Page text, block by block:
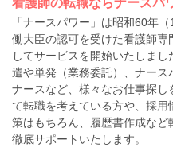
看護師の転職ならナースパ
「ナースパワー」は昭和60年
働大臣の認可を受けた看護師専
してサービスを開始いたしま
遣や単発（業務委託）、ナー
ナースなど、様々なお仕事探
て転職を考えている方や、採
策はもちろん、履歴書作成な
徹底サポートいたします。